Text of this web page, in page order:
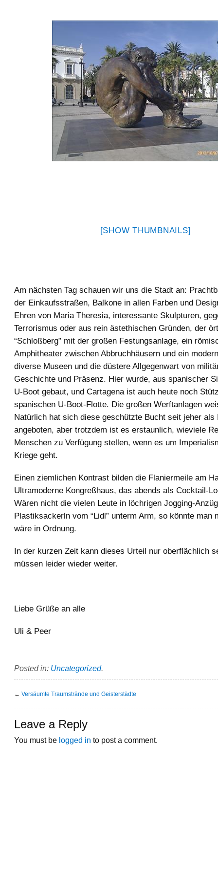
[SHOW THUMBNAILS]
Am nächsten Tag schauen wir uns die Stadt an:
der Einkaufsstraßen, Balkone in allen Farben und
Ehren von Maria Theresia, interessante Skulpturen,
Terrorismus oder aus rein ästethischen Gründen, der
“Schloßberg” mit der großen Festungsanlage, ein
Amphitheater zwischen Abbruchhäusern und ein
diverse Museen und die düstere Allgegenwart von
Geschichte und Präsenz. Hier wurde, aus spanischer
U-Boot gebaut, und Cartagena ist auch heute noch
spanischen U-Boot-Flotte. Die großen Werftanlagen
Natürlich hat sich diese geschützte Bucht seit jeher als
angeboten, aber trotzdem ist es erstaunlich, wieviele
Menschen zu Verfügung stellen, wenn es um
Kriege geht.
Einen ziemlichen Kontrast bilden die Flaniermeile am
Ultramoderne Kongreßhaus, das abends als Cocktail-
Wären nicht die vielen Leute in löchrigen Jogging-
Plastiksackerln vom “Lidl” unterm Arm, so könnte man
wäre in Ordnung.
In der kurzen Zeit kann dieses Urteil nur oberflächlich
müssen leider wieder weiter.
Liebe Grüße an alle
Uli & Peer
Posted in: Uncategorized.
← Versäumte Traumstrände und Geisterstädte
Leave a Reply
You must be logged in to post a comment.